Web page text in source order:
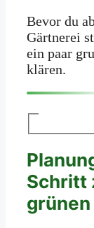
Bevor du
Gärtnerei
ein paar
klären.
Schritt
grünen